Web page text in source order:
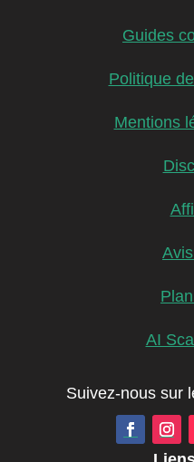
Guides
Politique
Mentions
AI
Suivez-nous sur